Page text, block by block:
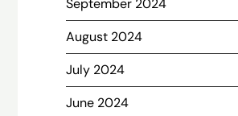
September 2024
August 2024
July 2024
June 2024